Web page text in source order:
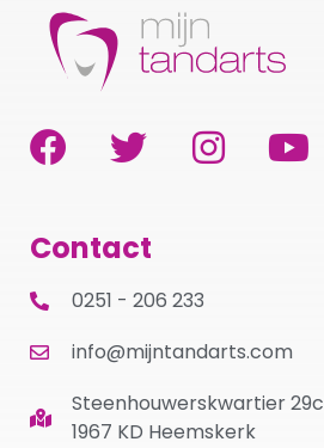
Contact
0251 - 206 233
info@mijntandarts.com
Steenhouwerskwartier 29c
1967 KD Heemskerk